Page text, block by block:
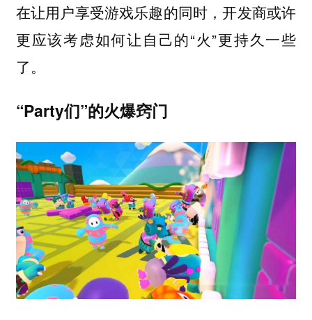
在让用户享受游戏乐趣的同时，开发商或许
更应该考虑如何让自己的“火”更持久一些
了。
“Party们”的火爆窍门